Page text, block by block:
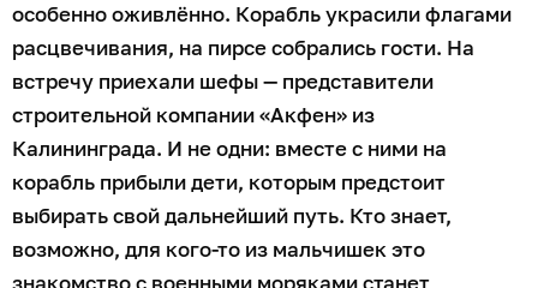
особенно оживлённо. Корабль украсили флагами
расцвечивания, на пирсе собрались гости. На
встречу приехали шефы — представители
строительной компании «Акфен» из
Калининграда. И не одни: вместе с ними на
корабль прибыли дети, которым предстоит
выбирать свой дальнейший путь. Кто знает,
возможно, для кого-то из мальчишек это
знакомство с военными моряками станет